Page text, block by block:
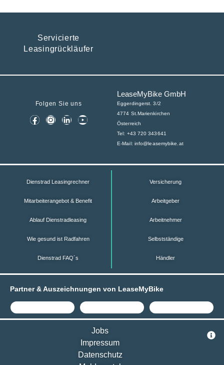
Servicierte
Leasingrückläufer
Folgen Sie uns
LeaseMyBike GmbH
Eggerdingerst. 3/2
4774 St.Marienkirchen
Österreich
Tel: +43 720 343641
E-Mail: info@leasemybike.at
Dienstrad Leasingrechner
Mitarbeiterangebot & Benefit
Ablauf Dienstradleasing
Wie gesund ist Radfahren
Dienstrad FAQ´s
Versicherung
Arbeitgeber
Arbeitnehmer
Selbstständige
Händler
Partner & Auszeichnungen von LeaseMyBike
Jobs
Impressum
Datenschutz